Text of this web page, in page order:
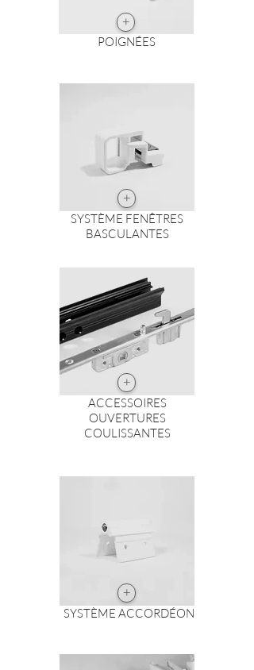
+
POIGNÉES
+
SYSTÈME FENÊTRES
BASCULANTES
+
ACCESSOIRES
OUVERTURES
COULISSANTES
+
SYSTÈME ACCORDÉON